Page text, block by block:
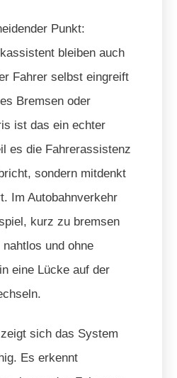
Punkt:
bleiben auch
Fahrer selbst eingreift
Bremsen oder
ist das ein echter
es die Fahrerassistenz
sondern mitdenkt
Im Autobahnverkehr
kurz zu bremsen
und ohne
eine Lücke auf der
sich das System
Es erkennt